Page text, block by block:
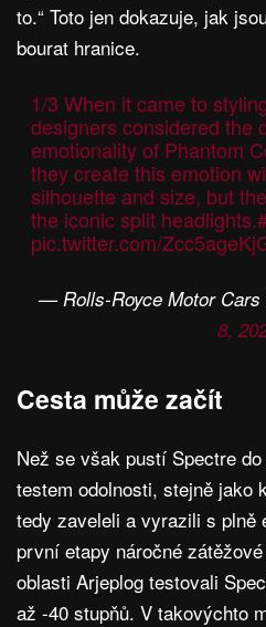
to.“ Toto jen dokazuje, jak
bourat hranice.
1/3 When it came to
designers considered the
emotionality of Phantom
they create this emotion
silhouette and size, but
the iconic split headlights.
pic.twitter.com/
— Rolls-Royce Motor Cars
8,
Cesta může začít
Než se však pustí Spectre
testem odolnosti, stejně jako
tedy zaveleli a vyrazili s plně
první etapy náročné
oblasti Arjeplog testovali
až -40 stupňů. V takovýchto